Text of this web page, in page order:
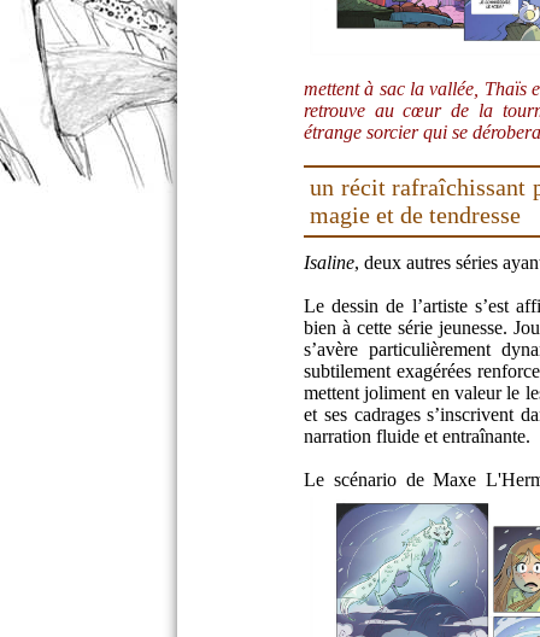
mettent à sac la vallée, Thaïs
retrouve au cœur de la
étrange sorcier qui se
un récit rafraîchissant
magie et de tendresse
Isaline, deux autres séries
Le dessin de l’artiste s’est
bien à cette série jeunesse.
s’avère particulièrement
subtilement exagérées
mettent joliment en valeur le
et ses cadrages s’inscrivent
narration fluide et entraînante.
Le scénario de Maxe